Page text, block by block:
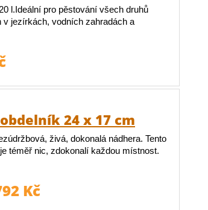
l.Ideální pro pěstování všech druhů
v jezírkách, vodních zahradách a
24 x 17 cm
živá, dokonalá nádhera. Tento
téměř nic, zdokonalí každou místnost.
Kč